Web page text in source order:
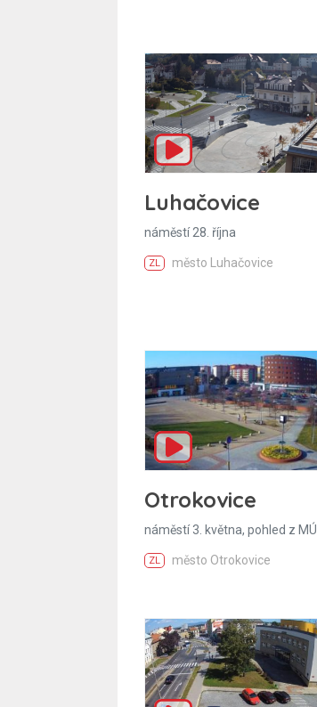
Luhačovice
náměstí 28. října
ZL město Luhačovice
Otrokovice
náměstí 3. května, pohled z MÚ
ZL město Otrokovice